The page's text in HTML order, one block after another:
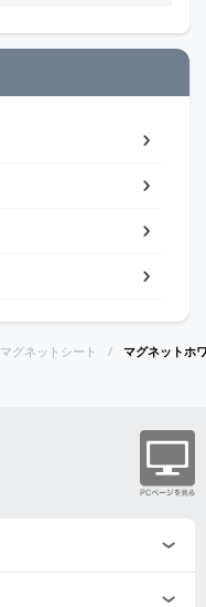
マグネットシート マグネットホ